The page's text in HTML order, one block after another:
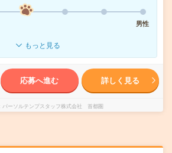
男性
もっと見る
応募へ進む 詳しく見る
パーソルテンプスタッフ株式会社 首都圏